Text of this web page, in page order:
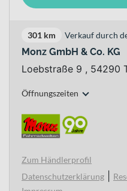
301 km Verkauf durch
Monz GmbH & Co. KG
Loebstraße 9 , 54290
Öffnungszeiten
Zum Händlerprofil
Datenschutzerklärung